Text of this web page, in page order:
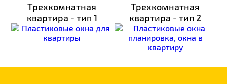
Трехкомнатная
квартира - тип 1
Трехкомнатная
квартира - тип 2